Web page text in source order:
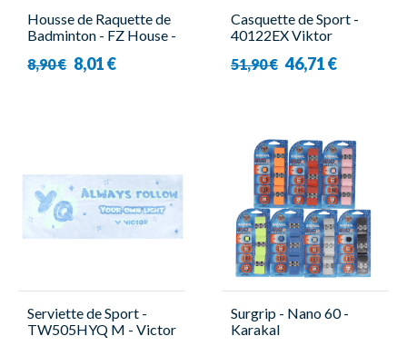
Housse de Raquette de
Badminton - FZ House -
8,90 € 8,01 €
Casquette de Sport -
40122EX Viktor
51,90 € 46,71 €
Serviette de Sport -
TW505HYQ M - Victor
Surgrip - Nano 60 -
Karakal